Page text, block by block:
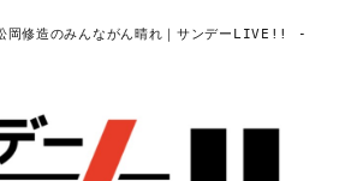
岡修造のみんながん晴れ｜サンデーLIVE!! -